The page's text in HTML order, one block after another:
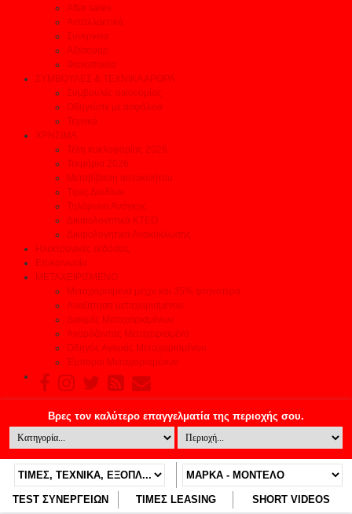
After sales
Ανταλλακτικά
Συνεργεία
Αξεσουάρ
Φανοποιεία
ΣΥΜΒΟΥΛΕΣ & ΤΕΧΝΙΚΑ ΑΡΘΡΑ
Συμβουλές οικονομίας
Οδηγείστε με ασφάλεια
Τεχνικά
ΧΡΗΣΙΜΑ
Τέλη κυκλοφορίας 2026
Τεκμήρια 2026
Μεταβίβαση αυτοκινήτου
Τιμές Διοδίων
Τηλέφωνα Ανάγκης
Δικαιολογητικά ΚΤΕΟ
Δικαιολογητικά Ανακύκλωσης
Ηλεκτρονικές εκδόσεις
Επικοινωνία
ΜΕΤΑΧΕΙΡΙΣΜΕΝΟ
Μεταχειρισμένα μέχρι και 35% φτηνότερα
Αναζήτηση μεταχειρισμένου
Δοκιμές Μεταχειρισμένων
Αγοράζοντας Μεταχειρισμένο
Οδηγός Αγοράς Μεταχειρισμένου
Έμποροι Μεταχειρισμένων
TEST ΣΥΝΕΡΓΕΙΩΝ ΤΙΜΕΣ LEASING SHORT VIDEOS